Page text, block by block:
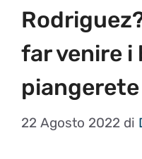
far venire i
22 Agosto 2022 di